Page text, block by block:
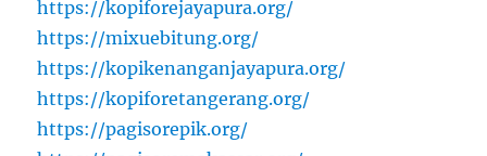
https://kopiforejayapura.org/
https://mixuebitung.org/
https://kopikenanganjayapura.org/
https://kopiforetangerang.org/
https://pagisorepik.org/